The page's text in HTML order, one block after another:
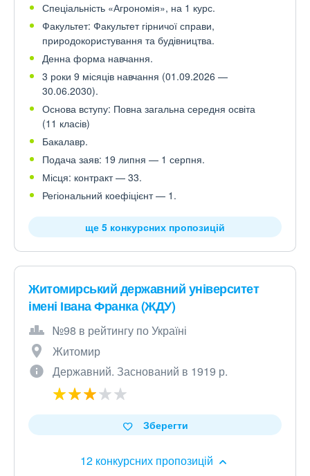
Спеціальність «Агрономія», на 1 курс.
Факультет: Факультет гірничої справи,
природокористування та будівництва.
Денна форма навчання.
3 роки 9 місяців навчання (01.09.2026 —
30.06.2030).
Основа вступу: Повна загальна середня освіта
(11 класів)
Бакалавр.
Подача заяв: 19 липня — 1 серпня.
Місця: контракт — 33.
Регіональний коефіцієнт — 1.
ще 5 конкурсних пропозицій
Житомирський державний університет
імені Івана Франка (ЖДУ)
№98 в рейтингу по Україні
Житомир
Державний. Заснований в 1919 р.
12 конкурсних пропозицій
Зберегти